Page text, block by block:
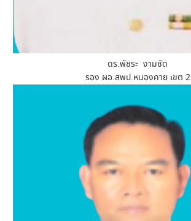
ดร.พัชระ งามชัด
รอง ผอ.สพป.หนองคาย เขต 2